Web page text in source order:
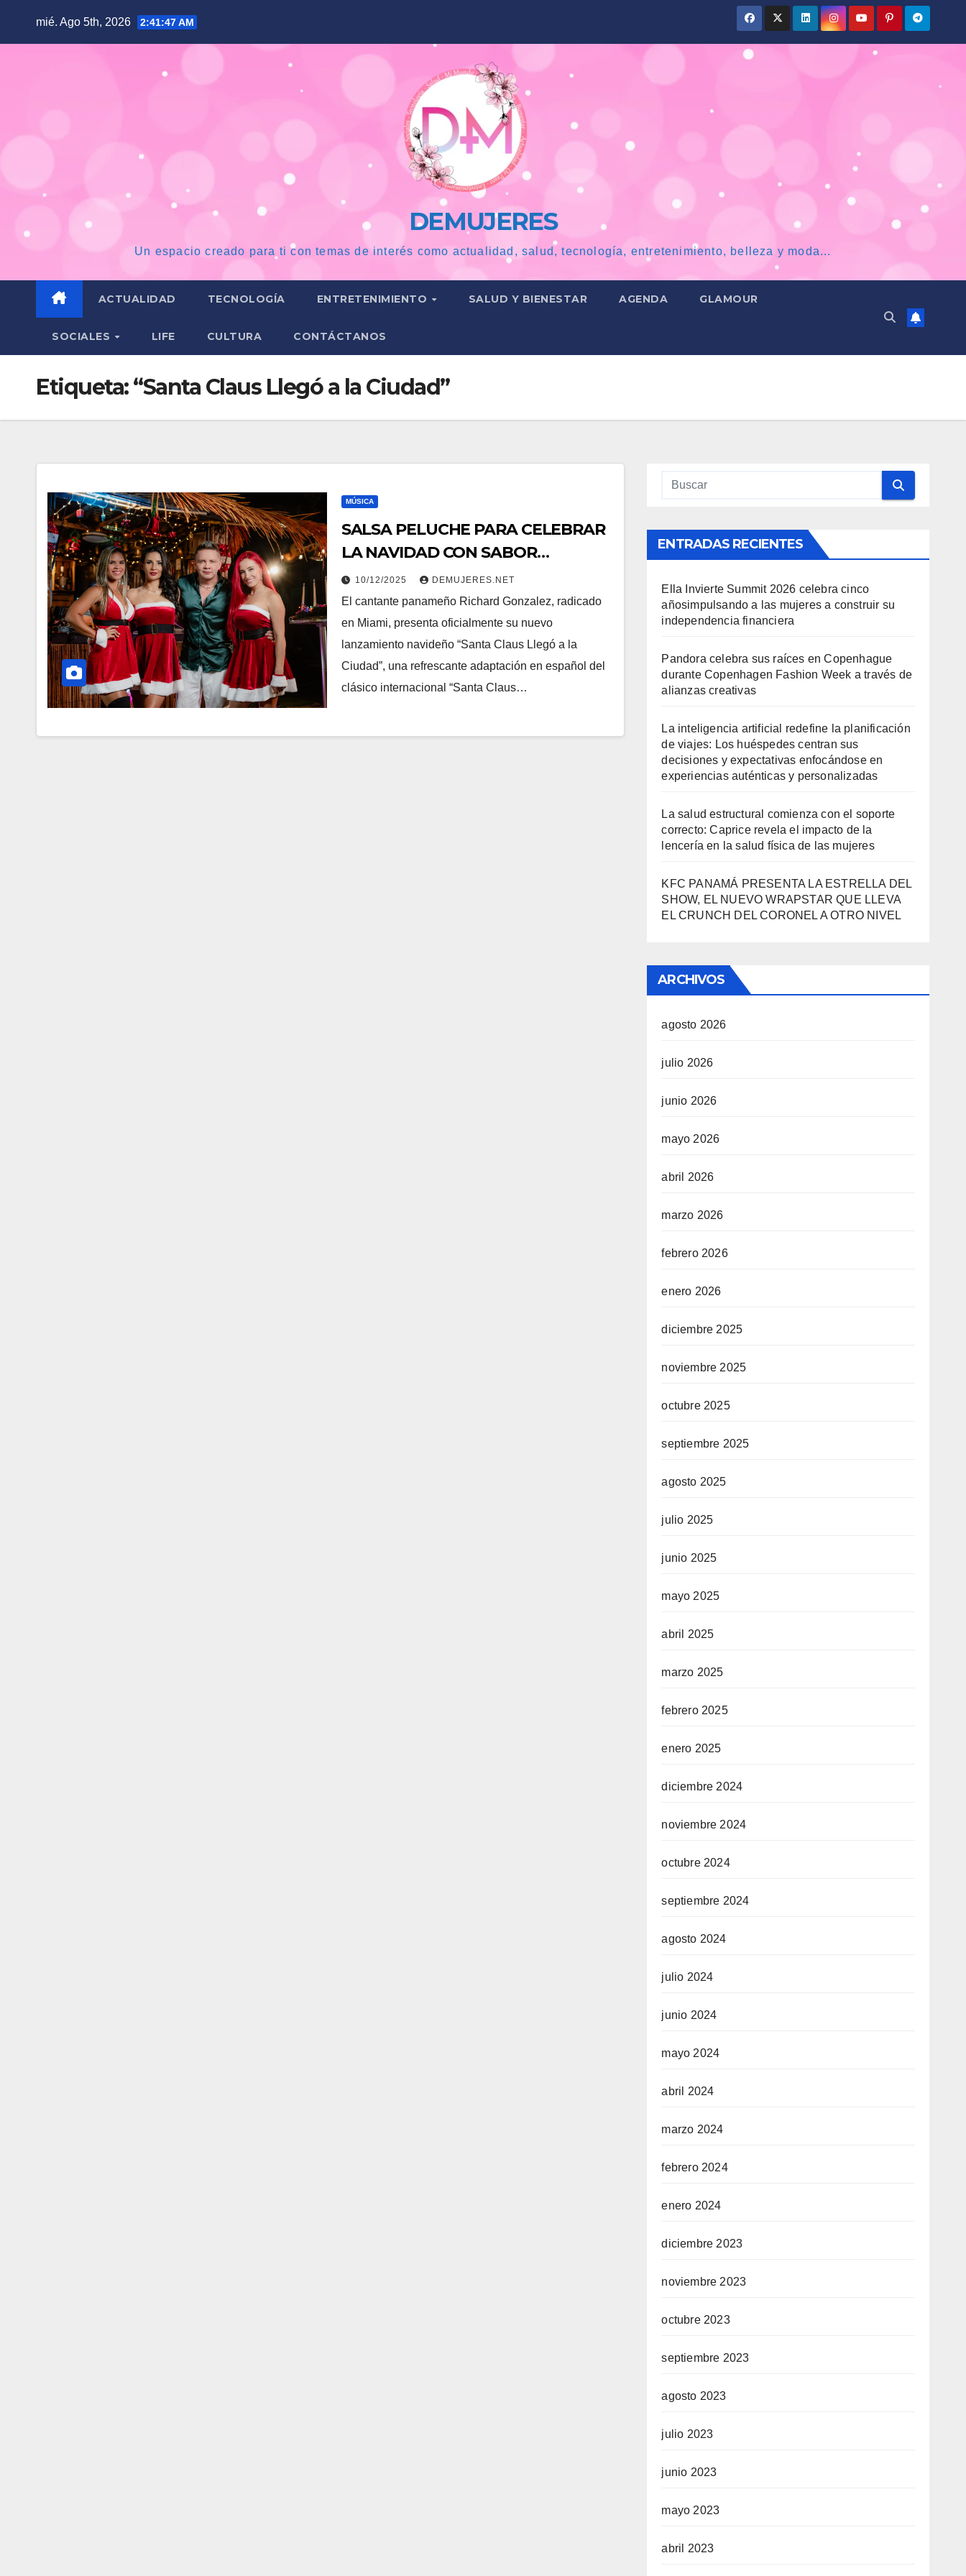
mié. Ago 5th, 2026 2:41:48 AM
DEMUJERES
Un espacio creado para ti con temas de interés como actualidad, salud, tecnología, entretenimiento, belleza y moda...
ACTUALIDAD TECNOLOGÍA ENTRETENIMIENTO SALUD Y BIENESTAR AGENDA GLAMOUR
SOCIALES LIFE CULTURA CONTÁCTANOS
Etiqueta:“Santa Claus Llegó a la Ciudad”
MÚSICA
SALSA PELUCHE PARA CELEBRAR
LA NAVIDAD CON SABOR
PANAMEÑO
10/12/2025 DEMUJERES.NET
El cantante panameño Richard Gonzalez, radicado
en Miami, presenta oficialmente su nuevo
lanzamiento navideño “Santa Claus Llegó a la
Ciudad”, una refrescante adaptación en español del
clásico internacional “Santa Claus…
ENTRADAS RECIENTES
Ella Invierte Summit 2026 celebra cinco
añosimpulsando a las mujeres a construir su
independencia financiera
Pandora celebra sus raíces en Copenhague
durante Copenhagen Fashion Week a través de
alianzas creativas
La inteligencia artificial redefine la planificación
de viajes: Los huéspedes centran sus
decisiones y expectativas enfocándose en
experiencias auténticas y personalizadas
La salud estructural comienza con el soporte
correcto: Caprice revela el impacto de la
lencería en la salud física de las mujeres
KFC PANAMÁ PRESENTA LA ESTRELLA DEL
SHOW, EL NUEVO WRAPSTAR QUE LLEVA
EL CRUNCH DEL CORONEL A OTRO NIVEL
ARCHIVOS
agosto 2026
julio 2026
junio 2026
mayo 2026
abril 2026
marzo 2026
febrero 2026
enero 2026
diciembre 2025
noviembre 2025
octubre 2025
septiembre 2025
agosto 2025
julio 2025
junio 2025
mayo 2025
abril 2025
marzo 2025
febrero 2025
enero 2025
diciembre 2024
noviembre 2024
octubre 2024
septiembre 2024
agosto 2024
julio 2024
junio 2024
mayo 2024
abril 2024
marzo 2024
febrero 2024
enero 2024
diciembre 2023
noviembre 2023
octubre 2023
septiembre 2023
agosto 2023
julio 2023
junio 2023
mayo 2023
abril 2023